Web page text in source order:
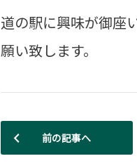
道の駅に興味が御座
願い致します。
前の記事へ